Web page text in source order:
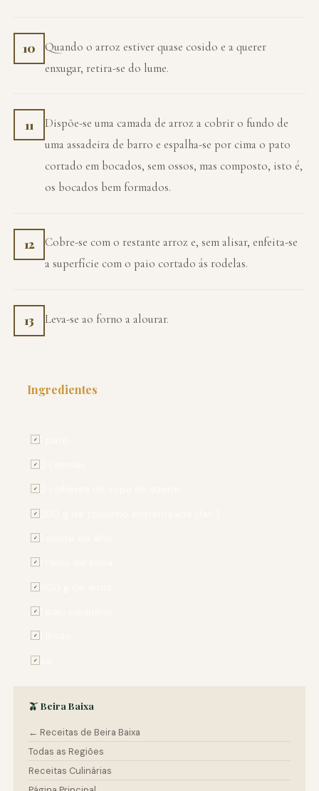
10
Quando o arroz estiver quase cosido e a querer
enxugar, retira-se do lume.
11
Dispõe-se uma camada de arroz a cobrir o fundo de
uma assadeira de barro e espalha-se por cima o pato
cortado em bocados, sem ossos, mas composto, isto é,
os bocados bem formados.
12
Cobre-se com o restante arroz e, sem alisar, enfeita-se
a superfície com o paio cortado ás rodelas.
13 Leva-se ao forno a alourar.
Ingredientes
✓
✓
✓
✓
✓
✓
✓
✓
✓
✓
🫒 Beira Baixa
← Receitas de Beira Baixa
Todas as Regiões
Receitas Culinárias